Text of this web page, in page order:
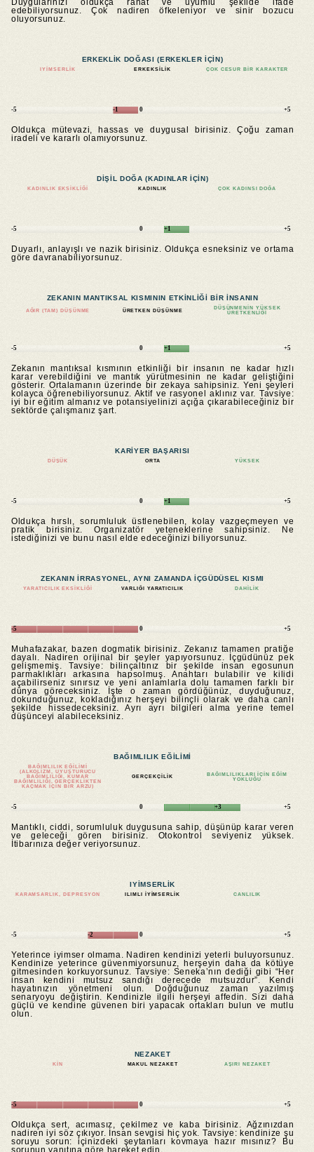
Duygularınızı oldukça rahat ve uyumlu şekilde ifade
edebiliyorsunuz. Çok nadiren öfkeleniyor ve sinir bozucu
oluyorsunuz.
ERKEKLIK DOĞASI (ERKEKLER IÇIN)
IYIMSERLIK ERKEKSILIK ÇOK CESUR BIR KARAKTER
-5 -1 0 +5
Oldukça mütevazi, hassas ve duygusal birisiniz. Çoğu zaman
iradeli ve kararlı olamıyorsunuz.
DIŞIL DOĞA (KADINLAR IÇIN)
KADINLIK EKSIKLIĞI KADINLIK ÇOK KADINSI DOĞA
-5 0 +1 +5
Duyarlı, anlayışlı ve nazik birisiniz. Oldukça esneksiniz ve ortama
göre davranabiliyorsunuz.
ZEKANIN MANTIKSAL KISMININ ETKINLIĞI BIR INSANIN
AĞIR (TAM) DÜŞÜNME ÜRETKEN DÜŞÜNME
DÜŞÜNMENIN YÜKSEK
ÜRETKENLIĞI
-5 0 +1 +5
Zekanın mantıksal kısmının etkinliği bir insanın ne kadar hızlı
karar verebildiğini ve mantık yürütmesinin ne kadar geliştiğini
gösterir. Ortalamanın üzerinde bir zekaya sahipsiniz. Yeni şeyleri
kolayca öğrenebiliyorsunuz. Aktif ve rasyonel aklınız var. Tavsiye:
iyi bir eğitim almanız ve potansiyelinizi açığa çıkarabileceğiniz bir
sektörde çalışmanız şart.
KARIYER BAŞARISI
DÜŞÜK ORTA YÜKSEK
-5 0 +1 +5
Oldukça hırslı, sorumluluk üstlenebilen, kolay vazgeçmeyen ve
pratik birisiniz. Organizatör yeteneklerine sahipsiniz. Ne
istediğinizi ve bunu nasıl elde edeceğinizi biliyorsunuz.
ZEKANIN IRRASYONEL, AYNI ZAMANDA IÇGÜDÜSEL KISMI
YARATICILIK EKSIKLIĞI VARLIĞI YARATICILIK DAHILIK
-5 0 +5
Muhafazakar, bazen dogmatik birisiniz. Zekanız tamamen pratiğe
dayalı. Nadiren orijinal bir şeyler yapıyorsunuz. İçgüdünüz pek
gelişmemiş. Tavsiye: bilinçaltınız bir şekilde insan egosunun
parmaklıkları arkasına hapsolmuş. Anahtarı bulabilir ve kilidi
açabilirseniz sınırsız ve yeni anlamlarla dolu tamamen farklı bir
dünya göreceksiniz. İşte o zaman gördüğünüz, duyduğunuz,
dokunduğunuz, kokladığınız herşeyi bilinçli olarak ve daha canlı
şekilde hissedeceksiniz. Ayrı ayrı bilgileri alma yerine temel
düşünceyi alabileceksiniz.
BAĞIMLILIK EĞILIMI
BAĞIMLILIK EĞILIMI
(ALKOLIZM, UYUŞTURUCU
BAĞIMLILIĞI, KUMAR
BAĞIMLILIĞI, GERÇEKLIKTEN
KAÇMAK IÇIN BIR ARZU)
GERÇEKÇILIK
BAĞIMLILIKLARI IÇIN EĞIM
YOKLUĞU
-5 0 +3 +5
Mantıklı, ciddi, sorumluluk duygusuna sahip, düşünüp karar veren
ve geleceği gören birisiniz. Otokontrol seviyeniz yüksek.
İtibarınıza değer veriyorsunuz.
IYIMSERLIK
KARAMSARLIK, DEPRESYON ILIMLI IYIMSERLIK CANLILIK
-5 -2 0 +5
Yeterince iyimser olmama. Nadiren kendinizi yeterli buluyorsunuz.
Kendinize yeterince güvenmiyorsunuz, herşeyin daha da kötüye
gitmesinden korkuyorsunuz. Tavsiye: Seneka’nın dediği gibi “Her
insan kendini mutsuz sandığı derecede mutsuzdur”. Kendi
hayatınızın yönetmeni olun. Doğduğunuz zaman yazılmış
senaryoyu değiştirin. Kendinizle ilgili herşeyi affedin. Sizi daha
güçlü ve kendine güvenen biri yapacak ortakları bulun ve mutlu
olun.
NEZAKET
KIN MAKUL NEZAKET AŞIRI NEZAKET
-5 0 +5
Oldukça sert, acımasız, çekilmez ve kaba birisiniz. Ağzınızdan
nadiren iyi söz çıkıyor. İnsan sevgisi hiç yok. Tavsiye: kendinize şu
soruyu sorun: içinizdeki şeytanları kovmaya hazır mısınız? Bu
sorunun yanıtına göre hareket edin.